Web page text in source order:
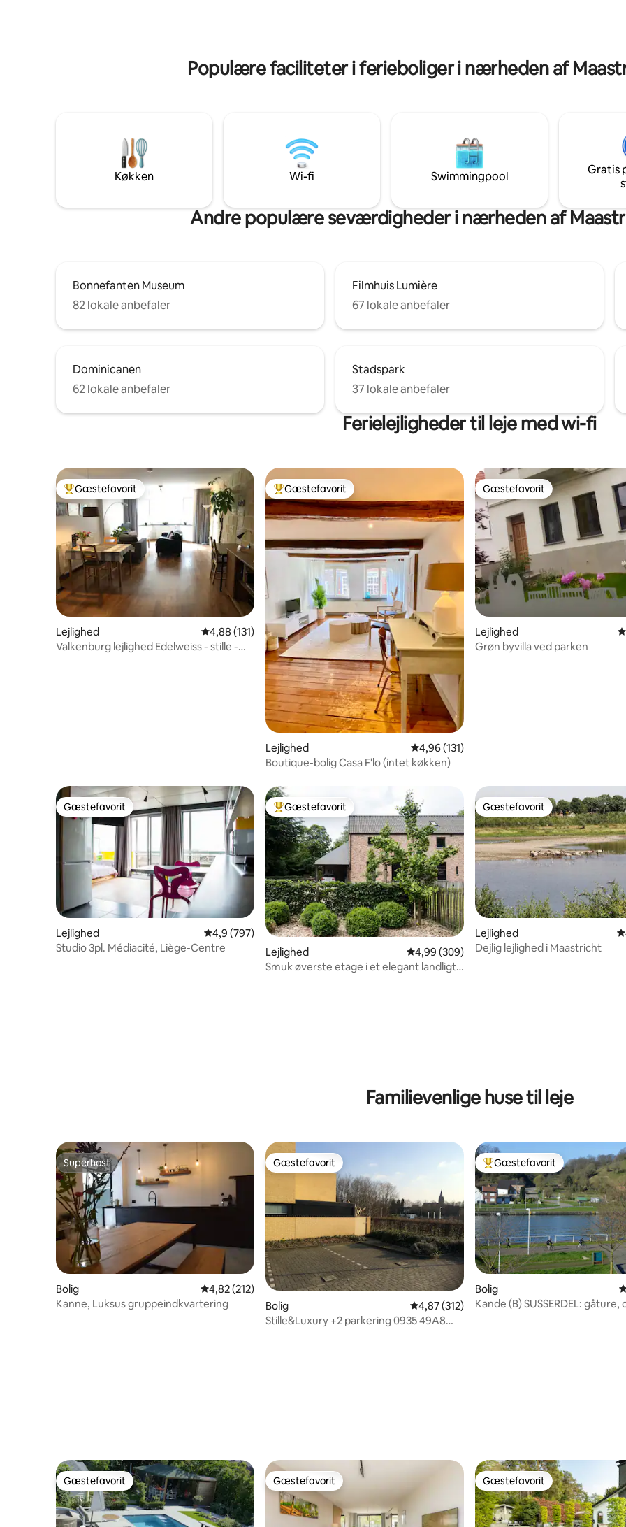
hjørnet ved en 25 meter gåtur.Populære faciliteter i ferieboliger i nærheden af
Køkken Wi-fi Swimmingpool
Gratis
Andre populære seværdigheder i nærheden af
Bonnefanten Museum
82 lokale anbefaler
Filmhuis Lumière
67 lokale anbefaler
Dominicanen
62 lokale anbefaler
Stadspark
37 lokale anbefaler
Ferielejligheder til leje med wi-fi
Bedste gæstefavorit
Gæstefavorit
Lejlighed 4,88 ud af 5 i gennemsnitlig bedømmelse, 131 omtaler
4,88 (131)
Valkenburg lejlighed Edelweiss - stille -
Bedste gæstefavorit
Gæstefavorit
Lejlighed 4,96 ud af 5 i gennemsnitlig bedømmelse,
4,96 (131)
Boutique-bolig Casa F'lo (intet køkken)
Gæstefavorit
Gæstefavorit
Lejlighed
Grøn byvilla ved parken
Gæstefavorit
Gæstefavorit
Lejlighed 4,9 ud af 5 i gennemsnitlig bedømmelse, 797 omtaler
4,9 (797)
Studio 3pl. Médiacité, Liège-Centre
Bedste gæstefavorit
Gæstefavorit
Lejlighed 4,99 ud af 5 i gennemsnitlig bedømmelse, 309
4,99 (309)
Smuk øverste etage i et elegant landligt
Gæstefavorit
Gæstefavorit
Lejlighed
Dejlig lejlighed i Maastricht
Familievenlige huse til leje
Superhost
Superhost
Bolig 4,82 ud af 5 i gennemsnitlig bedømmelse, 212 omtaler
4,82 (212)
Kanne, Luksus gruppeindkvartering
Gæstefavorit
Gæstefavorit
Bolig 4,87 ud af 5 i gennemsnitlig bedømmelse,
4,87 (312)
Stille&Luxury +2 parkering 0935 49A8
Bedste gæstefavorit
Gæstefavorit
Bolig
Kande (B) SUSSERDEL: gåture,
Gæstefavorit
Gæstefavorit Gæstefavorit
Gæstefavorit Gæstefavorit
Gæstefavorit